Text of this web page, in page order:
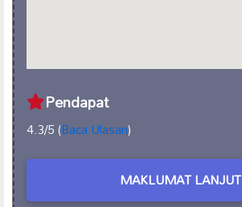
Pendapat
4.3/5 (Baca Ulasan)
MAKLUMAT LANJUT